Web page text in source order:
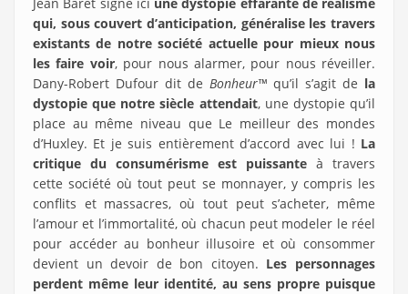
qui, sous couvert d’anticipation, généralise les travers
existants de notre société actuelle pour mieux nous
les faire voir, pour nous alarmer, pour nous réveiller.
Dany-Robert Dufour dit de Bonheur™ qu’il s’agit de la
dystopie que notre siècle attendait, une dystopie qu’il
place au même niveau que Le meilleur des mondes
d’Huxley. Et je suis entièrement d’accord avec lui ! La
critique du consumérisme est puissante à travers
cette société où tout peut se monnayer, y compris les
conflits et massacres, où tout peut s’acheter, même
l’amour et l’immortalité, où chacun peut modeler le réel
pour accéder au bonheur illusoire et où consommer
devient un devoir de bon citoyen. Les personnages
perdent même leur identité, au sens propre puisque